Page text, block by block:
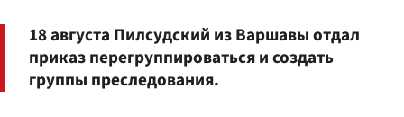
18 августа Пилсудский из Варшавы отдал
приказ перегруппироваться и создать
группы преследования.